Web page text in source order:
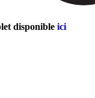
disponible ici